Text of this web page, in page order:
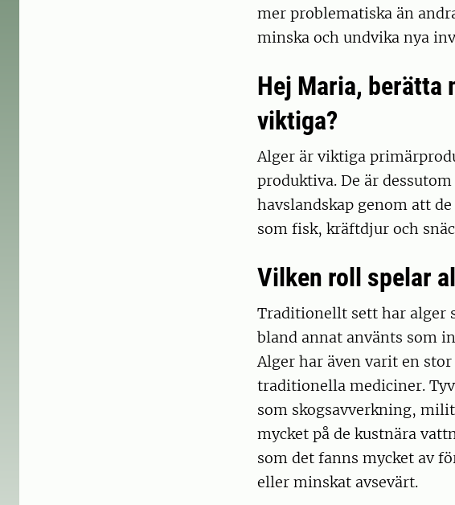
mer problematiska än
minska och undvika nya
Hej Maria, berätta
viktiga?
Alger är viktiga
produktiva. De är
havslandskap genom att
som fisk, kräftdjur och
Vilken roll spelar
Traditionellt sett har alger
bland annat använts som
Alger har även varit en
traditionella mediciner.
som skogsavverkning,
mycket på de kustnära
som det fanns mycket av
eller minskat avsevärt.